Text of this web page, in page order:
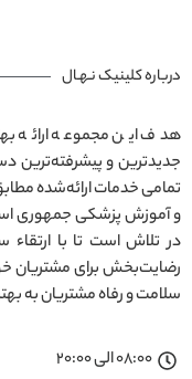
درباره کلینیک نـهـال
هدف این مجموعه ارائه
جدیدترین و
و آموزش پزشکی جمهوری
در تلاش است تا با
رضایت‌بخش برای مشتریان
سلامت و رفاه مشتریان
08:00 الی 20:00